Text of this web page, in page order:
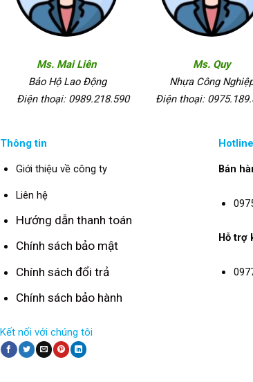
Ms. Mai Liên
Bảo Hộ Lao Động
Điện thoại: 0989.218.590
Ms. Quy
Nhựa Công
Điện thoại:
Thông tin
Giới thiệu về công ty
Liên hệ
Hướng dẫn thanh toán
Chính sách bảo mật
Chính sách đổi trả
Chính sách bảo hành
Kết nối với chúng tôi
Bán
Hỗ trợ